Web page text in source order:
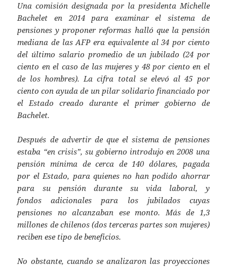
Una comisión designada por la presidenta Michelle
Bachelet en 2014 para examinar el sistema de
pensiones y proponer reformas halló que la pensión
mediana de las AFP era equivalente al 34 por ciento
del último salario promedio de un jubilado (24 por
ciento en el caso de las mujeres y 48 por ciento en el
de los hombres). La cifra total se elevó al 45 por
ciento con ayuda de un pilar solidario financiado por
el Estado creado durante el primer gobierno de
Bachelet.
Después de advertir de que el sistema de pensiones
estaba “en crisis”, su gobierno introdujo en 2008 una
pensión mínima de cerca de 140 dólares, pagada
por el Estado, para quienes no han podido ahorrar
para su pensión durante su vida laboral, y
fondos adicionales para los jubilados cuyas
pensiones no alcanzaban ese monto. Más de 1,3
millones de chilenos (dos terceras partes son mujeres)
reciben ese tipo de beneficios.
No obstante, cuando se analizaron las proyecciones